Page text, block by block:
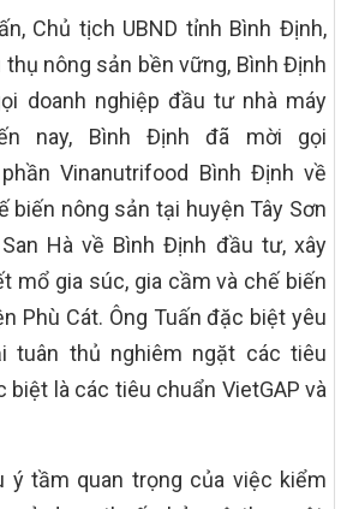
Chủ tịch UBND tỉnh Bình Định,
nông sản bền vững, Bình Định
doanh nghiệp đầu tư nhà máy
nay, Bình Định đã mời gọi
Vinanutrifood Bình Định về
biến nông sản tại huyện Tây Sơn
Hà về Bình Định đầu tư, xây
mổ gia súc, gia cầm và chế biến
Phù Cát. Ông Tuấn đặc biệt yêu
tuân thủ nghiêm ngặt các tiêu
biệt là các tiêu chuẩn VietGAP và
ý tầm quan trọng của việc kiểm